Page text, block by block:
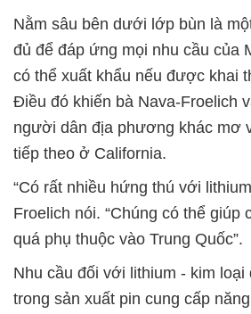
Nằm sâu bên dưới lớp bùn là
đủ để đáp ứng mọi nhu cầu của
có thể xuất khẩu nếu được khai
Điều đó khiến bà Nava-Froelich
người dân địa phương khác mơ
tiếp theo ở California.
“Có rất nhiều hứng thú với
Froelich nói. “Chúng có thể giúp
quá phụ thuộc vào Trung Quốc”.
Nhu cầu đối với lithium - kim
trong sản xuất pin cung cấp